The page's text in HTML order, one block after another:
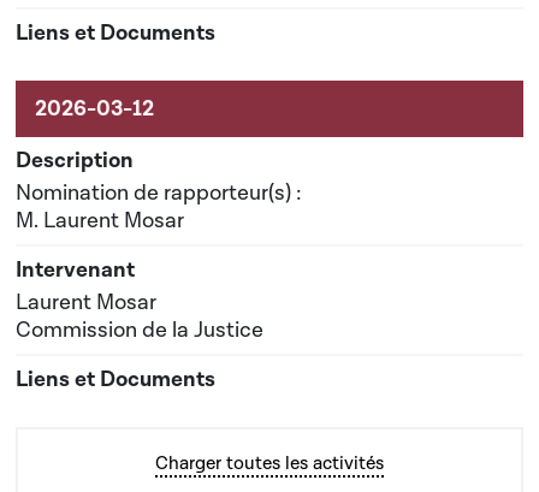
Nomination de rapporteur(s) :
M. Laurent Mosar
Laurent Mosar
Commission de la Justice
Charger toutes les activités